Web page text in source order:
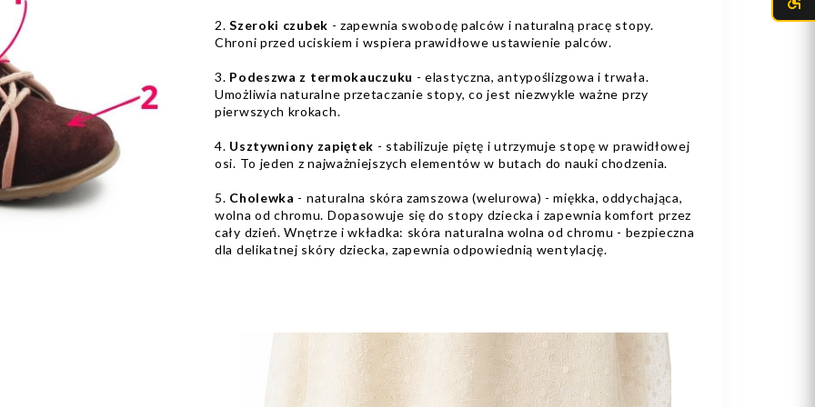
2.Szeroki czubek - zapewnia swobodę palców i naturalną pracę stopy.
Chroni przed uciskiem i wspiera prawidłowe ustawienie palców.
3. Podeszwa z termokauczuku - elastyczna, antypoślizgowa i trwała.
Umożliwia naturalne przetaczanie stopy, co jest niezwykle ważne przy
pierwszych krokach.
4. Usztywniony zapiętek - stabilizuje piętę i utrzymuje stopę w prawidłowej
osi. To jeden z najważniejszych elementów w butach do nauki chodzenia.
5. Cholewka - naturalna skóra zamszowa (welurowa) - miękka, oddychająca,
wolna od chromu. Dopasowuje się do stopy dziecka i zapewnia komfort przez
cały dzień. Wnętrze i wkładka: skóra naturalna wolna od chromu - bezpieczna
dla delikatnej skóry dziecka, zapewnia odpowiednią wentylację.